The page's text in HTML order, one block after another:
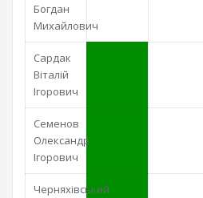
Богдан
Михайлович
Сардак
Віталій
Ігорович
Семенов
Олександр
Ігорович
Черняхівський